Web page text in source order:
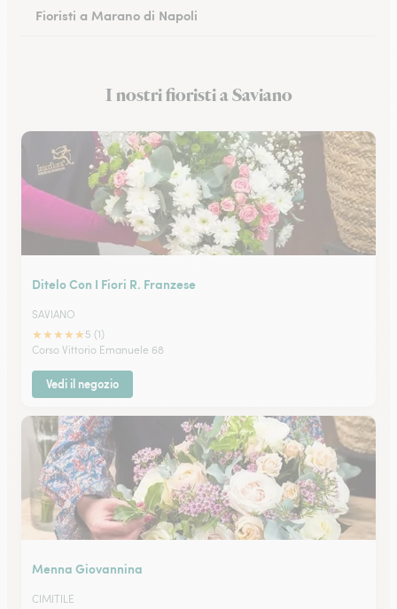
Fioristi a Marano di Napoli
Fioristi a Castellammare di Stabia
I nostri fioristi a Saviano
Ditelo Con I Fiori R. Franzese
SAVIANO
★★★★★ 5 (1)
Corso Vittorio Emanuele 68
Vedi il negozio
Menna Giovannina
CIMITILE